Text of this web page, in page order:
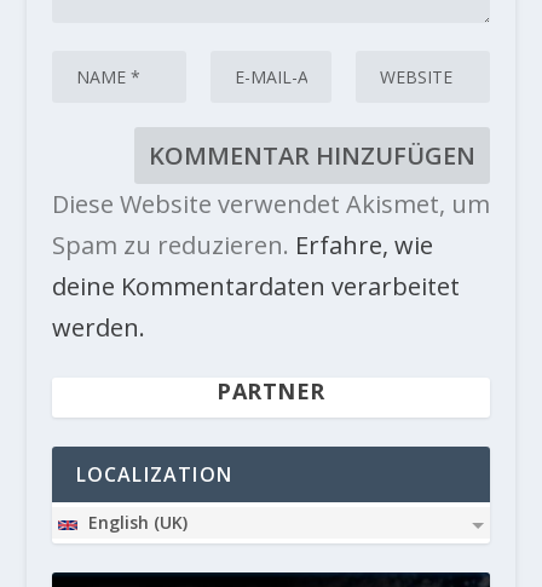
Diese Website verwendet Akismet, um
Spam zu reduzieren. Erfahre, wie
deine Kommentardaten verarbeitet
werden.
PARTNER
LOCALIZATION
English (UK)